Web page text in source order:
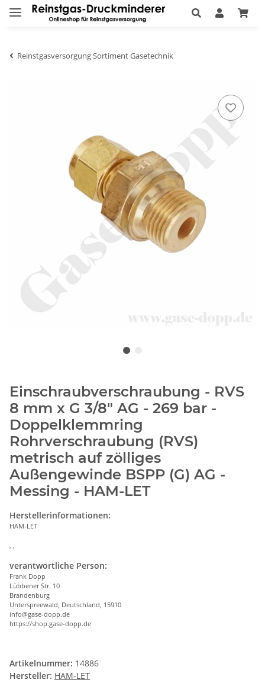
Reinstgasversorgung Sortiment Gasetechnik
Einschraubverschraubung - RVS
8 mm x G 3/8" AG - 269 bar -
Doppelklemmring
Rohrverschraubung (RVS)
metrisch auf zölliges
Außengewinde BSPP (G) AG -
Messing - HAM-LET
Herstellerinformationen:
HAM-LET
verantwortliche Person:
Frank Dopp
Lübbener Str. 10
Brandenburg
Unterspreewald, Deutschland, 15910
info@gase-dopp.de
https://shop.gase-dopp.de
Artikelnummer: 14886
Hersteller: HAM-LET